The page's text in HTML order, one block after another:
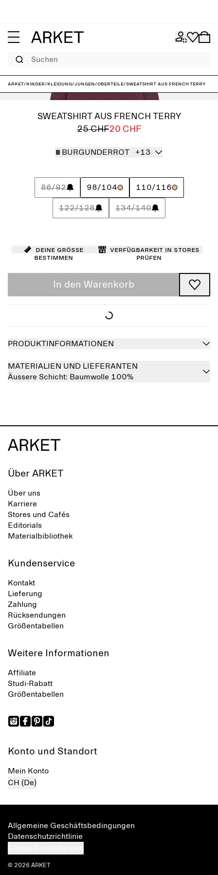
Suchen
ARKET/Kinder/Kleidung/Jungen/Oberteile/Sweatshirt aus French Terry
SWEATSHIRT AUS FRENCH TERRY
25 CHF20 CHF
BURGUNDERROT +13
86/92 98/104 110/116
122/128 134/140
Deine Größe
bestimmen
Verfügbarkeit in Stores
prüfen
In den Warenkorb
PRODUKTINFORMATIONEN
MATERIALIEN UND LIEFERANTEN
Äussere Schicht: Baumwolle 100%
Über ARKET
Über uns
Karriere
Stores und Cafés
Editorials
Materialbibliothek
Kundenservice
Kontakt
Lieferung
Zahlung
Rücksendungen
Größentabellen
Weitere Informationen
Affiliate
Studi-Rabatt
Größentabellen
Konto und Standort
Mein Konto
CH (De)
Allgemeine Geschäftsbedingungen
Datenschutzrichtlinie
© 2026 ARKET